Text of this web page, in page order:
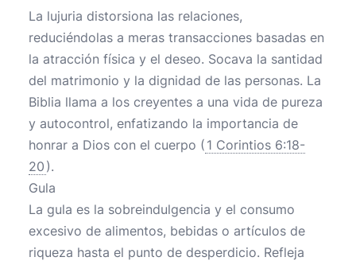
La lujuria distorsiona las relaciones,
reduciéndolas a meras transacciones basadas en
la atracción física y el deseo. Socava la santidad
del matrimonio y la dignidad de las personas. La
Biblia llama a los creyentes a una vida de pureza
y autocontrol, enfatizando la importancia de
honrar a Dios con el cuerpo ( 1 Corintios 6:18-
20 ).
Gula
La gula es la sobreindulgencia y el consumo
excesivo de alimentos, bebidas o artículos de
riqueza hasta el punto de desperdicio. Refleja